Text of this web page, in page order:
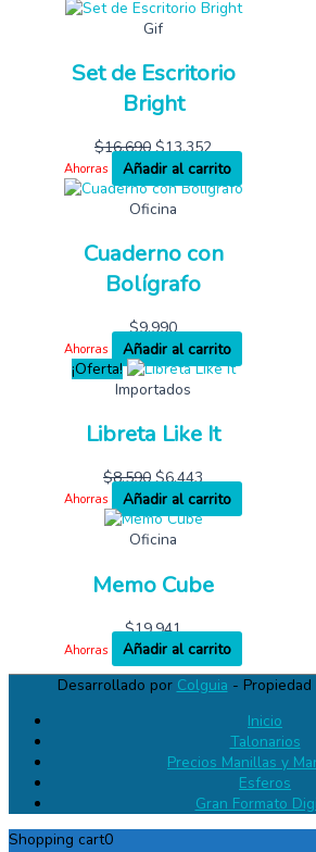
Gif
Set de Escritorio
Bright
$16,690 $13,352
Ahorras
Añadir al carrito
Oficina
Cuaderno con
Bolígrafo
$9,990
Ahorras
Añadir al carrito
¡Oferta!
Importados
Libreta Like It
$8,590 $6,443
Ahorras
Añadir al carrito
Oficina
Memo Cube
$19,941
Ahorras
Añadir al carrito
Desarrollado por Colguia -
Inicio
Talonarios
Precios Manillas y
Esferos
Gran Formato
Shopping cart0